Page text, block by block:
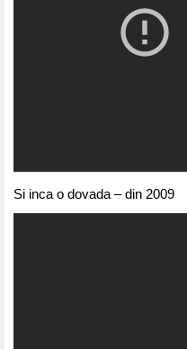
Si inca o dovada – din 2009